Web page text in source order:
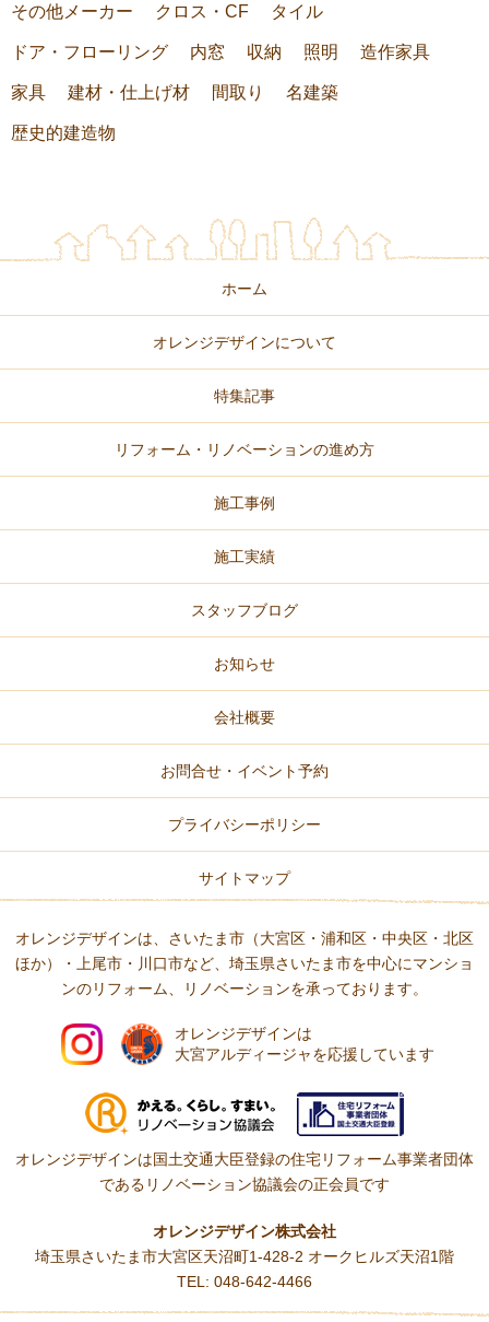
その他メーカー クロス・CF タイル
ドア・フローリング 内窓 収納 照明 造作家具
家具 建材・仕上げ材 間取り 名建築
歴史的建造物
ホーム
オレンジデザインについて
特集記事
リフォーム・リノベーションの進め方
施工事例
施工実績
スタッフブログ
お知らせ
会社概要
お問合せ・イベント予約
プライバシーポリシー
サイトマップ
オレンジデザインは、さいたま市（大宮区・浦和区・中央区・北区
ほか）・上尾市・川口市など、 埼玉県さいたま市を中心にマンショ
ンのリフォーム、リノベーションを承っております。
オレンジデザインは
大宮アルディージャを応援しています
オレンジデザインは国土交通大臣登録の住宅リフォーム事業者団体
である リノベーション協議会の正会員です
オレンジデザイン株式会社
埼玉県さいたま市大宮区天沼町1-428-2 オークヒルズ天沼1階
TEL: 048-642-4466